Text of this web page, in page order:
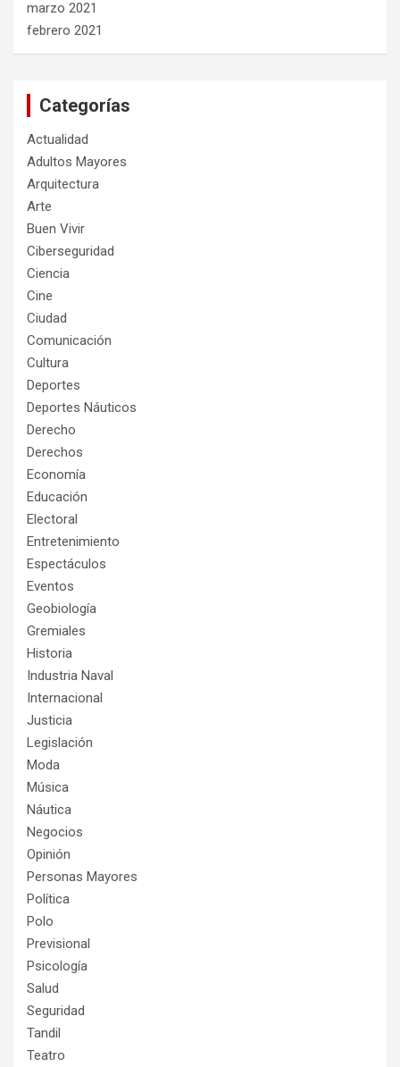
marzo 2021
febrero 2021
Categorías
Actualidad
Adultos Mayores
Arquitectura
Arte
Buen Vivir
Ciberseguridad
Ciencia
Cine
Ciudad
Comunicación
Cultura
Deportes
Deportes Náuticos
Derecho
Derechos
Economía
Educación
Electoral
Entretenimiento
Espectáculos
Eventos
Geobiología
Gremiales
Historia
Industria Naval
Internacional
Justicia
Legislación
Moda
Música
Náutica
Negocios
Opinión
Personas Mayores
Política
Polo
Previsional
Psicología
Salud
Seguridad
Tandil
Teatro